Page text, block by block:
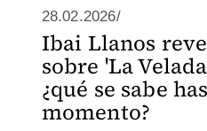
28.02.2026/
Ibai Llanos
sobre 'La
¿qué se sabe
momento?